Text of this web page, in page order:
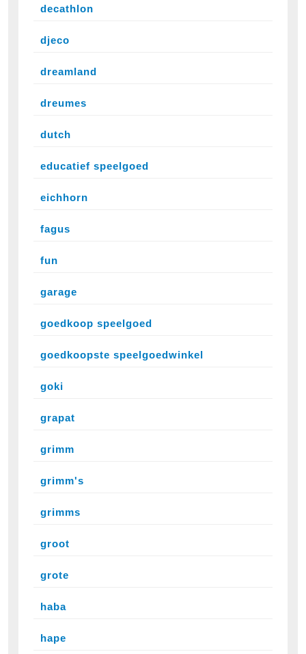
decathlon
djeco
dreamland
dreumes
dutch
educatief speelgoed
eichhorn
fagus
fun
garage
goedkoop speelgoed
goedkoopste speelgoedwinkel
goki
grapat
grimm
grimm's
grimms
groot
grote
haba
hape